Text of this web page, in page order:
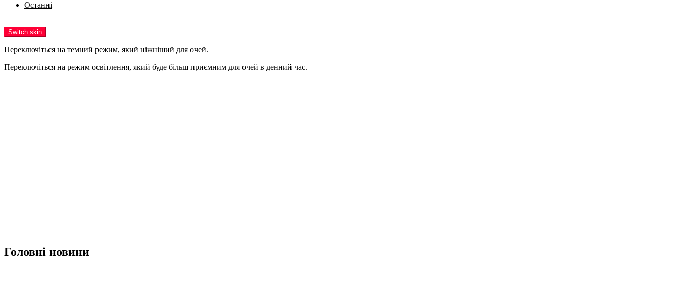
Останні
Switch skin
Переключіться на темний режим, який ніжніший для очей.
Переключіться на режим освітлення, який буде більш приємним для очей в денний час.
Головні новини